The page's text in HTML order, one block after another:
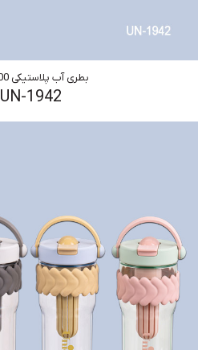
بطری آب پلاستیکی 800 میل
UN-1942